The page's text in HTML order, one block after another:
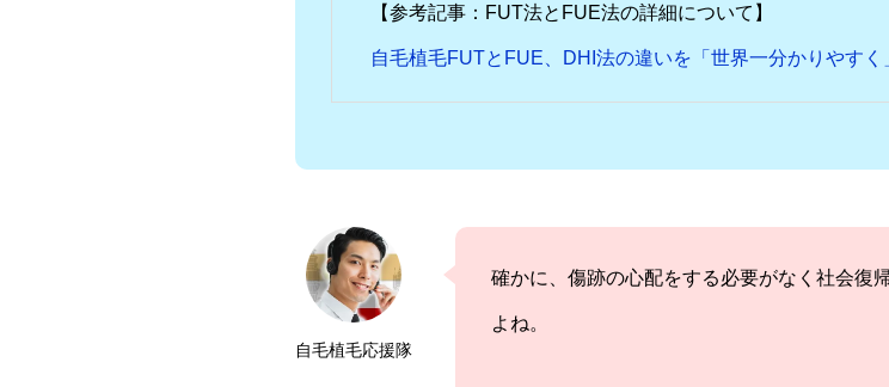
【参考記事：FUT法とFUE法の詳細について】
自毛植毛FUTとFUE、DHI法の違いを「世界一分かりやすく
自毛植毛応援隊
確かに、傷跡の心配をする必要がなく社会復
よね。